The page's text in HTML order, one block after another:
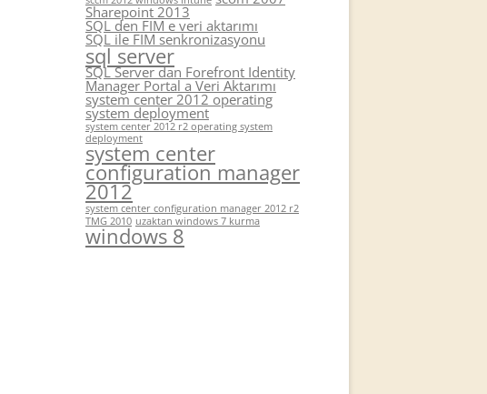
Sharepoint 2013
SQL den FIM e veri aktarımı
SQL ile FIM senkronizasyonu
sql server
SQL Server dan Forefront Identity
Manager Portal a Veri Aktarımı
system center 2012 operating
system deployment
system center 2012 r2 operating system
deployment
system center
configuration manager
2012
system center configuration manager 2012 r2
TMG 2010 uzaktan windows 7 kurma
windows 8